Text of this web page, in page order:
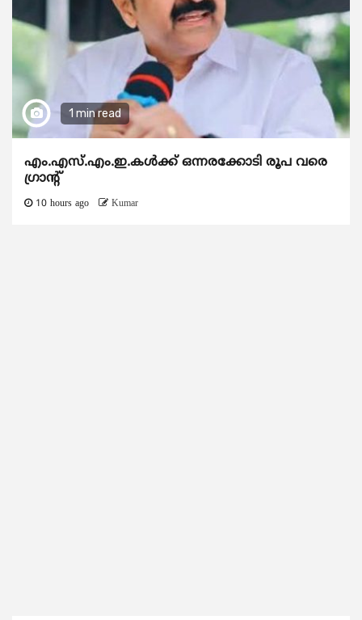
1 min read
എം.എസ്.എം.ഇ.കൾക്ക് ഒന്നരക്കോടി രൂപ വരെ
ഗ്രാന്റ്
10 hours ago Kumar